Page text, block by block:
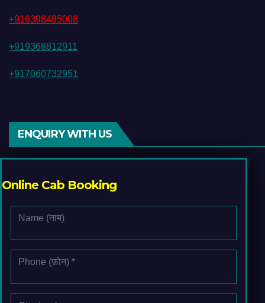
+916398485008
+919368812911
+917060732951
ENQUIRY WITH US
Online Cab Booking